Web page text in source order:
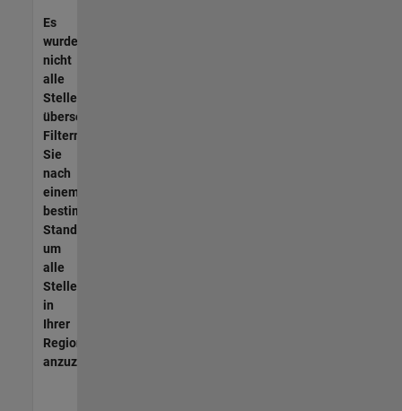
Es
wurden
nicht
alle
Stellen
übersetzt.
Filtern
Sie
nach
einem
bestimmten
Standort,
um
alle
Stellenangebote
in
Ihrer
Region
anzuzeigen.